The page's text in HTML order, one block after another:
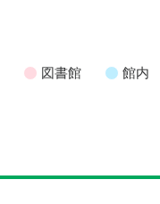
図書館 館内